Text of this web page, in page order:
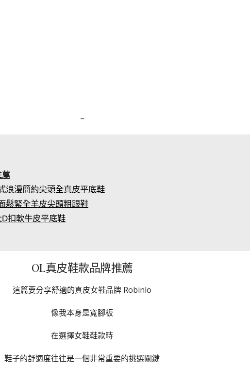
–
薦
浪漫簡約尖頭全真皮平底鞋
鬆緊全羊皮尖頭粗跟鞋
扣軟牛皮平底鞋
OL真皮鞋款品牌推薦
這篇要分享舒適的真皮女鞋品牌 Robinlo
像我本身是寬腳板
在選擇女鞋鞋款時
鞋子的舒適度往往是一個非常重要的挑選關鍵